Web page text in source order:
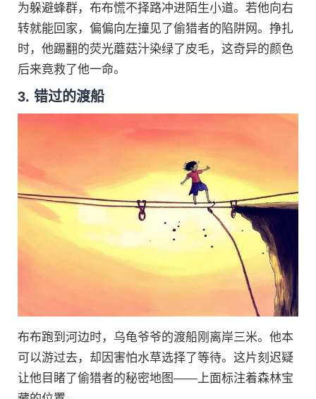
为躲避蜂群，布布慌不择路冲进陌生小道。若他向右
转就能回家，偏偏向左撞见了偷猎者的陷阱网。挣扎
时，他踢翻的荧光蘑菇汁染绿了皮毛，这奇异的颜色
后来竟救了他一命。
3. 错过的渡船
布布跑到河边时，乌龟爷爷的渡船刚离岸三米。他本
可以游过去，却因害怕水草选择了等待。这片刻迟疑
让他目睹了偷猎者的秘密地图——上面标注着森林宝